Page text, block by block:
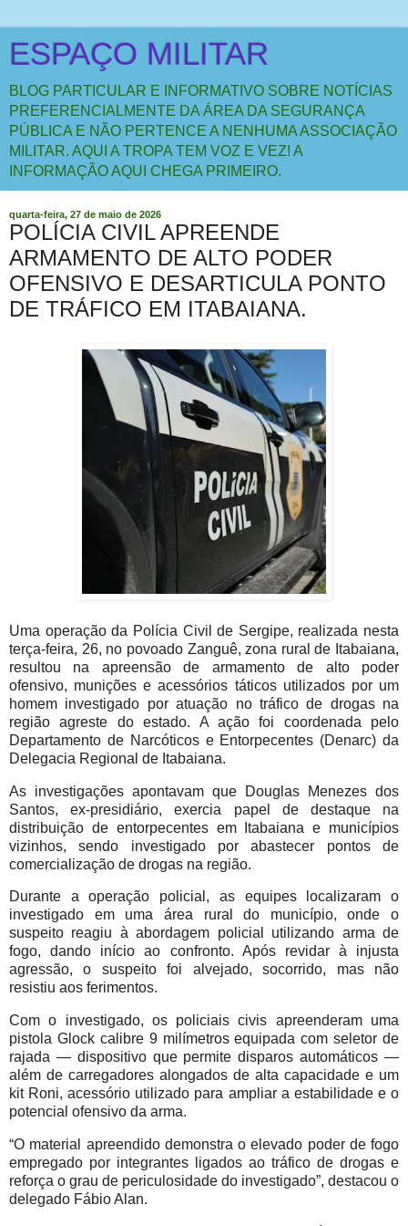
ESPAÇO MILITAR
BLOG PARTICULAR E INFORMATIVO SOBRE NOTÍCIAS
PREFERENCIALMENTE DA ÁREA DA SEGURANÇA
PÚBLICA E NÃO PERTENCE A NENHUMA ASSOCIAÇÃO
MILITAR. AQUI A TROPA TEM VOZ E VEZ! A
INFORMAÇÃO AQUI CHEGA PRIMEIRO.
quarta-feira, 27 de maio de 2026
POLÍCIA CIVIL APREENDE
ARMAMENTO DE ALTO PODER
OFENSIVO E DESARTICULA PONTO
DE TRÁFICO EM ITABAIANA.
Uma operação da Polícia Civil de Sergipe, realizada nesta
terça-feira, 26, no povoado Zanguê, zona rural de Itabaiana,
resultou na apreensão de armamento de alto poder
ofensivo, munições e acessórios táticos utilizados por um
homem investigado por atuação no tráfico de drogas na
região agreste do estado. A ação foi coordenada pelo
Departamento de Narcóticos e Entorpecentes (Denarc) da
Delegacia Regional de Itabaiana.
As investigações apontavam que Douglas Menezes dos
Santos, ex-presidiário, exercia papel de destaque na
distribuição de entorpecentes em Itabaiana e municípios
vizinhos, sendo investigado por abastecer pontos de
comercialização de drogas na região.
Durante a operação policial, as equipes localizaram o
investigado em uma área rural do município, onde o
suspeito reagiu à abordagem policial utilizando arma de
fogo, dando início ao confronto. Após revidar à injusta
agressão, o suspeito foi alvejado, socorrido, mas não
resistiu aos ferimentos.
Com o investigado, os policiais civis apreenderam uma
pistola Glock calibre 9 milímetros equipada com seletor de
rajada — dispositivo que permite disparos automáticos —
além de carregadores alongados de alta capacidade e um
kit Roni, acessório utilizado para ampliar a estabilidade e o
potencial ofensivo da arma.
“O material apreendido demonstra o elevado poder de fogo
empregado por integrantes ligados ao tráfico de drogas e
reforça o grau de periculosidade do investigado”, destacou o
delegado Fábio Alan.